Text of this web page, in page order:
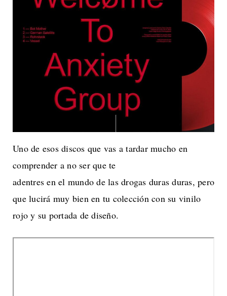
Uno de esos discos que vas a tardar mucho en
comprender a no ser que te
adentres en el mundo de las drogas duras duras, pero
que lucirá muy bien en tu colección con su vinilo
rojo y su portada de diseño.